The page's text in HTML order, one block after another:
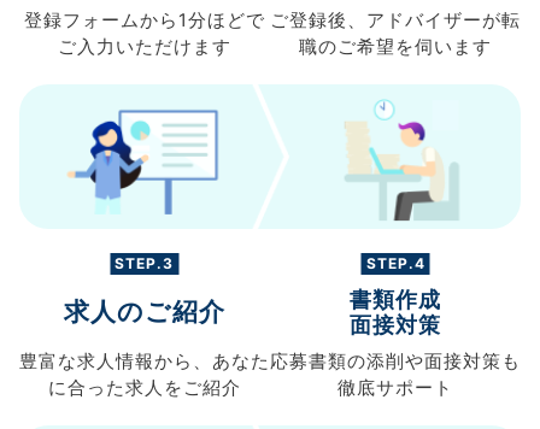
登録フォームから 1分ほどで
ご入力 いただけます
ご登録後、 アドバイザーが転
職のご希望を伺います
STEP.3
求人のご紹介
豊富な求人情報から、 あなた
に合った求人を ご紹介
STEP.4
書類作成
面接対策
応募書類の添削や面接対策も
徹底サポート